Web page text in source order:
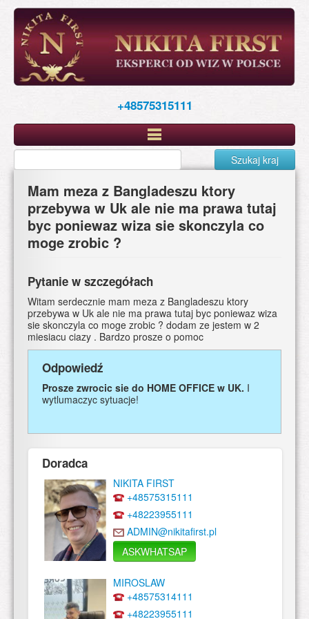
Skip
main
content
+48575315111
Szukaj kraj
Mam meza z Bangladeszu ktory
przebywa w Uk ale nie ma prawa tutaj
byc poniewaz wiza sie skonczyla co
moge zrobic ?
Pytanie w szczegółach
Witam serdecznie mam meza z Bangladeszu ktory
przebywa w Uk ale nie ma prawa tutaj byc poniewaz wiza
sie skonczyla co moge zrobic ? dodam ze jestem w 2
miesiacu ciazy . Bardzo prosze o pomoc
Odpowiedź
Prosze zwrocic sie do HOME OFFICE w UK. I
wytlumaczyc sytuacje!
Doradca
NIKITA FIRST
+48575315111
+48223955111
ADMIN@nikitafirst.pl
ASKWHATSAP
MIROSLAW
+48575314111
+48223955111